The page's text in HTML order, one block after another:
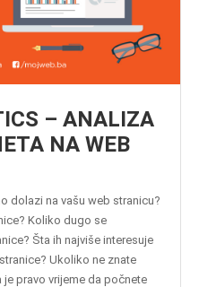
– ANALIZA
NA WEB
dolazi na vašu web stranicu?
Koliko dugo se
Šta ih najviše interesuje
Ukoliko ne znate
pravo vrijeme da počnete